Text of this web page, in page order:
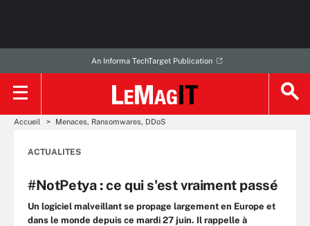
An Informa TechTarget Publication
Accueil Menaces, Ransomwares, DDoS
ACTUALITES
#NotPetya : ce qui s'est vraiment passé
Un logiciel malveillant se propage largement en Europe et
dans le monde depuis ce mardi 27 juin. Il rappelle à